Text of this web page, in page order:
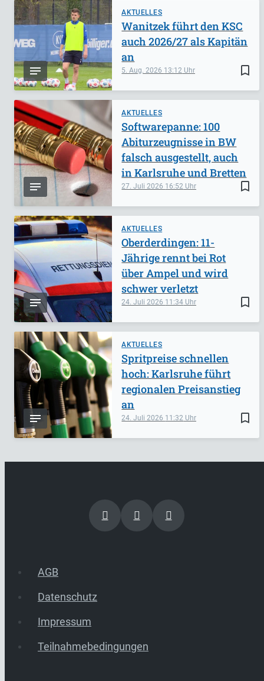
AKTUELLES
bookmark_border
5. Aug. 2026 13:12
Wanitzek führt den KSC
auch 2026/27 als Kapitän
an
AKTUELLES
bookmark_border
27. Juli 2026 16:52
Softwarepanne: 100
Abiturzeugnisse in BW
falsch ausgestellt, auch
in Karlsruhe und Bretten
AKTUELLES
bookmark_border
24. Juli 2026 11:34
Oberderdingen: 11-
Jährige rennt bei Rot
über Ampel und wird
schwer verletzt
AKTUELLES
bookmark_border
24. Juli 2026 11:32
Spritpreise schnellen
hoch: Karlsruhe führt
regionalen Preisanstieg
an
AGB
Datenschutz
Impressum
Teilnahmebedingungen